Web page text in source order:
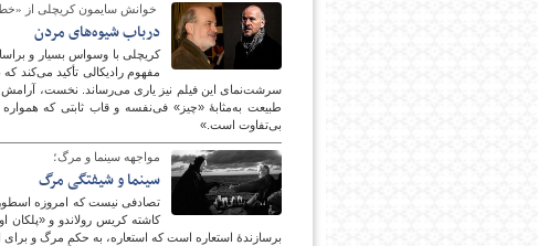
خوانش سایمون کریچلی از
درباب شیوه‌های مردن
کریچلی با وسواس بسیار و
مفهوم رادیکالی تأکید می‌کند
سرشت‌نمای این فیلم نیز یاری می‌رساند. نخست،
طبیعت به‌مثابۀ «چیز» فی‌نفسه و قاب ثابتی که
بی‌تفاوت است.»
مواجهه سینما و مرگ؛
سینما و شیفتگی مرگ
تصادفی نیست که امروزه
کاشته‏ کریس رولاندو و «پلکان
برسازندۀ استعاره است که استعاره، به حکمِ مرگ و برای